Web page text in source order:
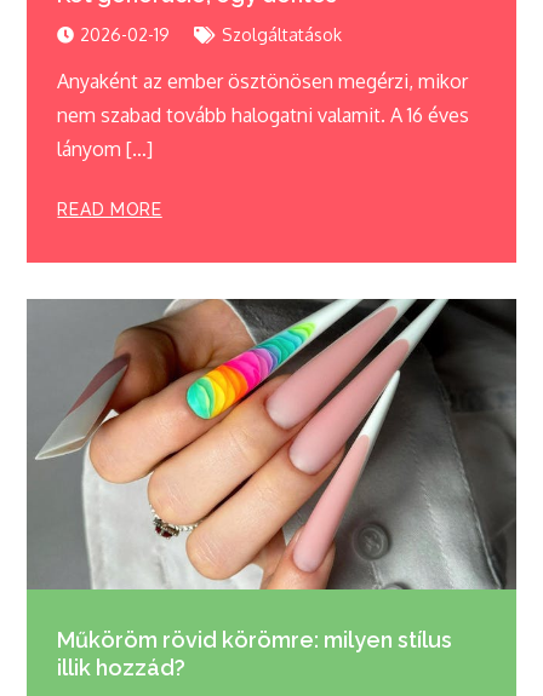
2026-02-19 Szolgáltatások
Anyaként az ember ösztönösen megérzi, mikor
nem szabad tovább halogatni valamit. A 16 éves
lányom […]
READ MORE
Műköröm rövid körömre: milyen stílus
illik hozzád?